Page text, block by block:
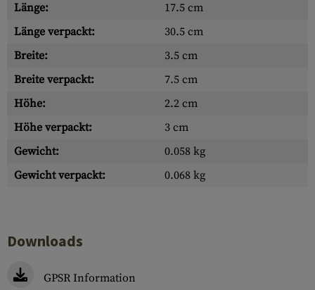
Länge:
17.5 cm
Länge verpackt:
30.5 cm
Breite:
3.5 cm
Breite verpackt:
7.5 cm
Höhe:
2.2 cm
Höhe verpackt:
3 cm
Gewicht:
0.058 kg
Gewicht verpackt:
0.068 kg
Downloads
GPSR Information